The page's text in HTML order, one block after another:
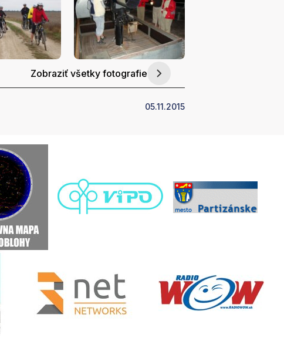
Zobraziť všetky fotografie
05.11.2015